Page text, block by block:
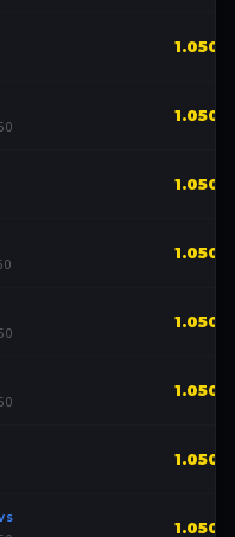
1.050
1.050
1.050
1.050
1.050
1.050
1.050
1.050